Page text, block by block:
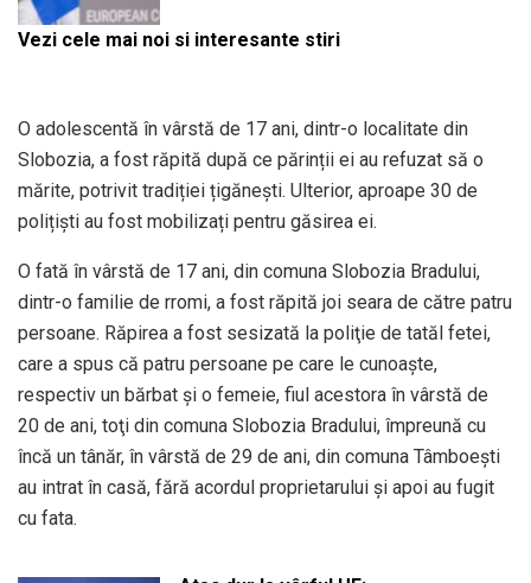
Vezi cele mai noi si interesante stiri
O adolescentă în vârstă de 17 ani, dintr-o localitate din
Slobozia, a fost răpită după ce părinții ei au refuzat să o
mărite, potrivit tradiției țigănești. Ulterior, aproape 30 de
polițiști au fost mobilizați pentru găsirea ei.
O fată în vârstă de 17 ani, din comuna Slobozia Bradului,
dintr-o familie de rromi, a fost răpită joi seara de către patru
persoane. Răpirea a fost sesizată la poliţie de tatăl fetei,
care a spus că patru persoane pe care le cunoaşte,
respectiv un bărbat şi o femeie, fiul acestora în vârstă de
20 de ani, toţi din comuna Slobozia Bradului, împreună cu
încă un tânăr, în vârstă de 29 de ani, din comuna Tâmboeşti
au intrat în casă, fără acordul proprietarului şi apoi au fugit
cu fata.